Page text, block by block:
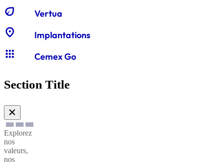
eco Vertua
location_on Implantations
apps Cemex Go
Section Title
✕
Explorez
nos
valeurs,
nos